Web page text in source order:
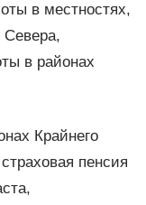
в местностях,
Севера,
в районах
Крайнего
пенсия